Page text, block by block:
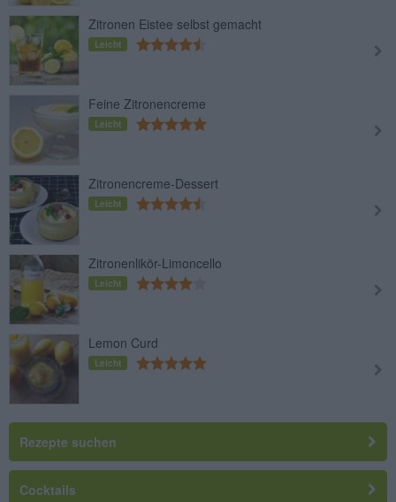
Zitronen Eistee selbst gemacht
Leicht
Feine Zitronencreme
Leicht
Zitronencreme-Dessert
Leicht
Zitronenlikör-Limoncello
Leicht
Lemon Curd
Leicht
Rezepte suchen
Cocktails